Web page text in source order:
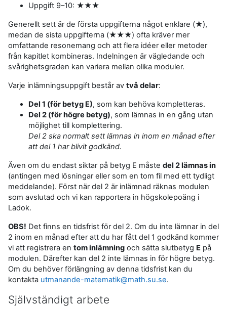
Uppgift 9–10: ★★★
Generellt sett är de första uppgifterna något enklare (★),
medan de sista uppgifterna (★★★) ofta kräver mer
omfattande resonemang och att flera idéer eller metoder
från kapitlet kombineras. Indelningen är vägledande och
svårighetsgraden kan variera mellan olika moduler.
Varje inlämningsuppgift består av två delar:
Del 1 (för betyg E), som kan behöva kompletteras.
Del 2 (för högre betyg), som lämnas in en gång utan
möjlighet till komplettering.
Del 2 ska normalt sett lämnas in inom en månad efter
att del 1 har blivit godkänd.
Även om du endast siktar på betyg E måste del 2 lämnas in
(antingen med lösningar eller som en tom fil med ett tydligt
meddelande). Först när del 2 är inlämnad räknas modulen
som avslutad och vi kan rapportera in högskolepoäng i
Ladok.
OBS! Det finns en tidsfrist för del 2. Om du inte lämnar in del
2 inom en månad efter att du har fått del 1 godkänd kommer
vi att registrera en tom inlämning och sätta slutbetyg E på
modulen. Därefter kan del 2 inte lämnas in för högre betyg.
Om du behöver förlängning av denna tidsfrist kan du
kontakta utmanande-matematik@math.su.se.
Självständigt arbete